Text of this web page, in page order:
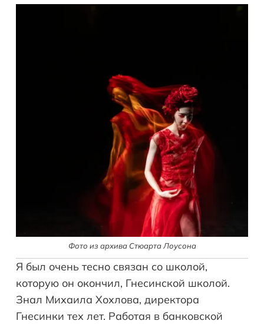
Фото из архива Стюарта Лоусона
Я был очень тесно связан со школой,
которую он окончил, Гнесинской школой.
Знал Михаила Хохлова, директора
Гнесинки тех лет. Работая в банковской